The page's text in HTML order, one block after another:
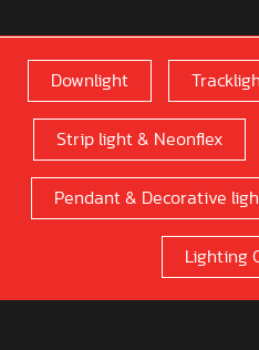
Downlight
Strip light & Neonflex
Pendant & Decorative
Lighting